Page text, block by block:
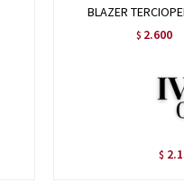
BLAZER
$ 2.600
$